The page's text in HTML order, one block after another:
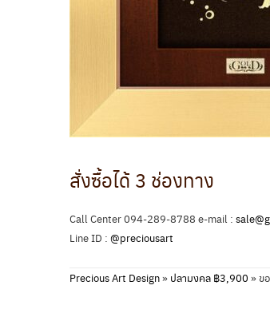
สั่งซื้อได้ 3 ช่องทาง
Call Center 094-289-8788 e-mail :
Line ID : @preciousart
Precious Art Design» ปลามงคล ฿3,900 »ข